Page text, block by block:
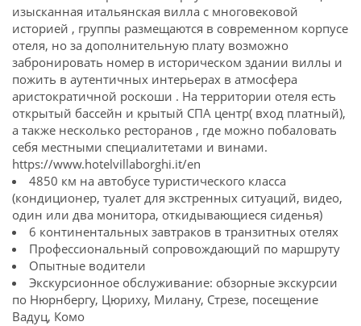
изысканная итальянская вилла с многовековой
историей , группы размещаются в современном корпусе
отеля, но за дополнительную плату возможно
забронировать номер в историческом здании виллы и
пожить в аутентичных интерьерах в атмосфера
аристократичной роскоши . На территории отеля есть
открытый бассейн и крытый СПА центр( вход платный),
а также несколько ресторанов , где можно побаловать
себя местными специалитетами и винами.
https://www.hotelvillaborghi.it/en
4850 км на автобусе туристического класса
(кондиционер, туалет для экстренных ситуаций, видео,
один или два монитора, откидывающиеся сиденья)
6 континентальных завтраков в транзитных отелях
Профессиональный сопровождающий по маршруту
Опытные водители
Экскурсионное обслуживание: обзорные экскурсии
по Нюрнбергу, Цюриху, Милану, Стрезе, посещение
Вадуц, Комо